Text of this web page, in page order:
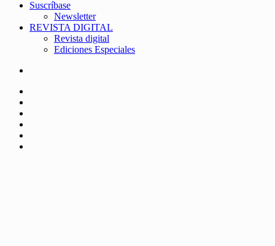
Suscríbase
Newsletter
REVISTA DIGITAL
Revista digital
Ediciones Especiales